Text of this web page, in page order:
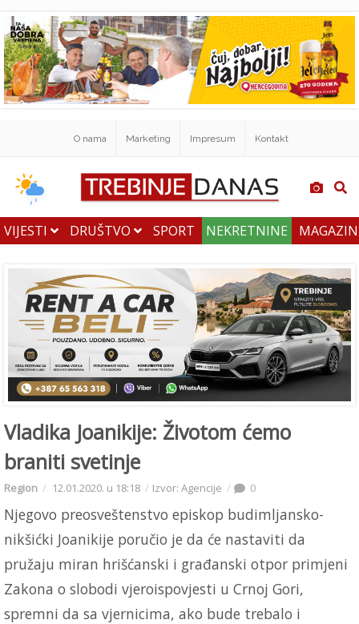
O nama Marketing Impresum Kontakt
VIJESTI DRUŠTVO SPORT NEKRETNINE
Vladika Joanikije: Životom ćemo
braniti svetinje
Region 12.01.2020. u 18:18 Izvor: Agencije 0
Njegovo preosveštenstvo episkop budimljansko-
nikšićki Joanikije poručio je da će nastaviti da
pružaju miran hrišćanski i građanski otpor primjeni
Zakona o slobodi vjeroispovjesti u Crnoj Gori,
spremni da sa vjernicima, ako bude trebalo i